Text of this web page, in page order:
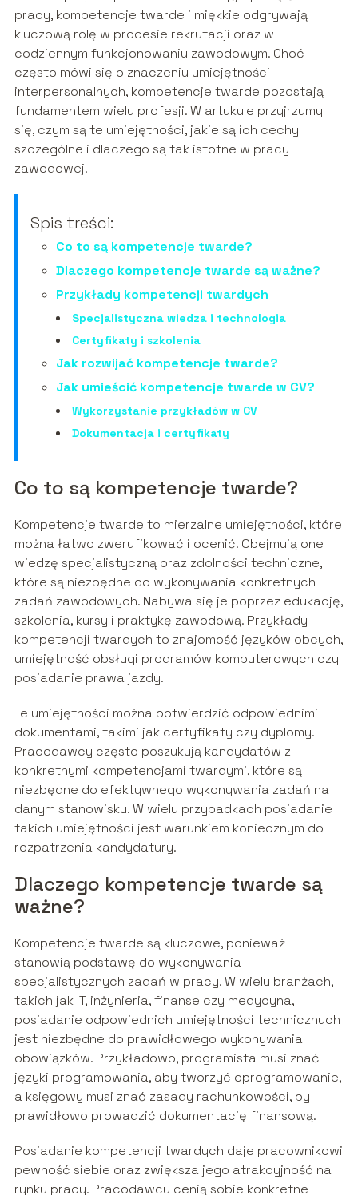
pracy, kompetencje twarde i miękkie odgrywają
kluczową rolę w procesie rekrutacji oraz w
codziennym funkcjonowaniu zawodowym. Choć
często mówi się o znaczeniu umiejętności
interpersonalnych, kompetencje twarde pozostają
fundamentem wielu profesji. W artykule przyjrzymy
się, czym są te umiejętności, jakie są ich cechy
szczególne i dlaczego są tak istotne w pracy
zawodowej.
Spis treści:
Co to są kompetencje twarde?
Dlaczego kompetencje twarde są ważne?
Przykłady kompetencji twardych
Specjalistyczna wiedza i technologia
Certyfikaty i szkolenia
Jak rozwijać kompetencje twarde?
Jak umieścić kompetencje twarde w CV?
Wykorzystanie przykładów w CV
Dokumentacja i certyfikaty
Co to są kompetencje twarde?
Kompetencje twarde to mierzalne umiejętności, które
można łatwo zweryfikować i ocenić. Obejmują one
wiedzę specjalistyczną oraz zdolności techniczne,
które są niezbędne do wykonywania konkretnych
zadań zawodowych. Nabywa się je poprzez edukację,
szkolenia, kursy i praktykę zawodową. Przykłady
kompetencji twardych to znajomość języków obcych,
umiejętność obsługi programów komputerowych czy
posiadanie prawa jazdy.
Te umiejętności można potwierdzić odpowiednimi
dokumentami, takimi jak certyfikaty czy dyplomy.
Pracodawcy często poszukują kandydatów z
konkretnymi kompetencjami twardymi, które są
niezbędne do efektywnego wykonywania zadań na
danym stanowisku. W wielu przypadkach posiadanie
takich umiejętności jest warunkiem koniecznym do
rozpatrzenia kandydatury.
Dlaczego kompetencje twarde są
ważne?
Kompetencje twarde są kluczowe, ponieważ
stanowią podstawę do wykonywania
specjalistycznych zadań w pracy. W wielu branżach,
takich jak IT, inżynieria, finanse czy medycyna,
posiadanie odpowiednich umiejętności technicznych
jest niezbędne do prawidłowego wykonywania
obowiązków. Przykładowo, programista musi znać
języki programowania, aby tworzyć oprogramowanie,
a księgowy musi znać zasady rachunkowości, by
prawidłowo prowadzić dokumentację finansową.
Posiadanie kompetencji twardych daje pracownikowi
pewność siebie oraz zwiększa jego atrakcyjność na
rynku pracy. Pracodawcy cenią sobie konkretne